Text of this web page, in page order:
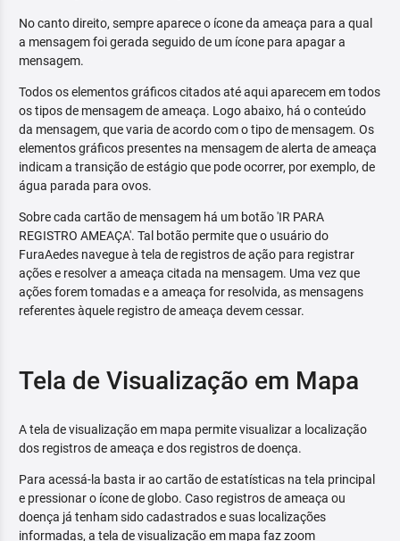
No canto direito, sempre aparece o ícone da ameaça para a qual
a mensagem foi gerada seguido de um ícone para apagar a
mensagem.
Todos os elementos gráficos citados até aqui aparecem em todos
os tipos de mensagem de ameaça. Logo abaixo, há o conteúdo
da mensagem, que varia de acordo com o tipo de mensagem. Os
elementos gráficos presentes na mensagem de alerta de ameaça
indicam a transição de estágio que pode ocorrer, por exemplo, de
água parada para ovos.
Sobre cada cartão de mensagem há um botão 'IR PARA
REGISTRO AMEAÇA'. Tal botão permite que o usuário do
FuraAedes navegue à tela de registros de ação para registrar
ações e resolver a ameaça citada na mensagem. Uma vez que
ações forem tomadas e a ameaça for resolvida, as mensagens
referentes àquele registro de ameaça devem cessar.
Tela de Visualização em Mapa
A tela de visualização em mapa permite visualizar a localização
dos registros de ameaça e dos registros de doença.
Para acessá-la basta ir ao cartão de estatísticas na tela principal
e pressionar o ícone de globo. Caso registros de ameaça ou
doença já tenham sido cadastrados e suas localizações
informadas, a tela de visualização em mapa faz zoom